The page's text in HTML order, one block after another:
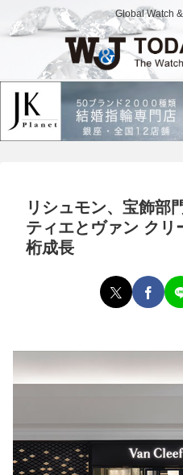
Global Watch
リシュモン、宝飾
ティエとヴァン クリ
桁成長